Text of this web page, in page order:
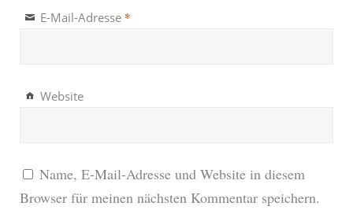
E-Mail-Adresse *
Website
Name, E-Mail-Adresse und Website in diesem
Browser für meinen nächsten Kommentar speichern.